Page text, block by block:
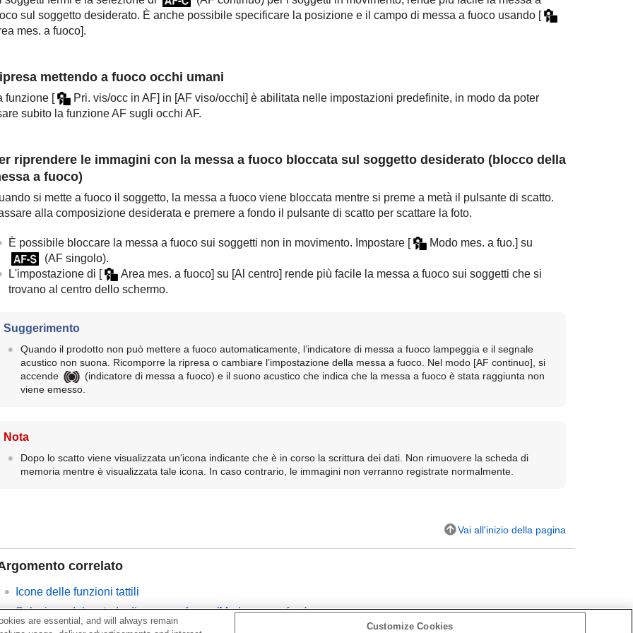
sul soggetto desiderato. È anche possibile specificare la posizione e il campo di messa a fuoco usando [
mes. a fuoco].
mettendo a fuoco occhi umani
funzione [ Pri. vis/occ in AF] in [AF viso/occhi] è abilitata nelle impostazioni predefinite, in modo da poter
subito la funzione AF sugli occhi AF.
riprendere le immagini con la messa a fuoco bloccata sul soggetto desiderato (blocco della
a fuoco)
si mette a fuoco il soggetto, la messa a fuoco viene bloccata mentre si preme a metà il pulsante di scatto.
alla composizione desiderata e premere a fondo il pulsante di scatto per scattare la foto.
È possibile bloccare la messa a fuoco sui soggetti non in movimento. Impostare [ Modo mes. a fuo.] su
(AF singolo).
L'impostazione di [ Area mes. a fuoco] su [Al centro] rende più facile la messa a fuoco sui soggetti che si
trovano al centro dello schermo.
Suggerimento
Quando il prodotto non può mettere a fuoco automaticamente, l’indicatore di messa a fuoco lampeggia e il segnale
acustico non suona. Ricomporre la ripresa o cambiare l’impostazione della messa a fuoco. Nel modo [AF continuo] , si
accende
(indicatore di messa a fuoco) e il suono acustico che indica che la messa a fuoco è stata raggiunta non
viene emesso.
Nota
Dopo lo scatto viene visualizzata un'icona indicante che è in corso la scrittura dei dati. Non rimuovere la scheda di
memoria mentre è visualizzata tale icona. In caso contrario, le immagini non verranno registrate normalmente.
Vai all'inizio della pagina
correlato
Icone delle funzioni tattili
Selezione del metodo di messa a fuoco (Modo mes. a fuo.)
are essential, and will always remain
Customize Cookies